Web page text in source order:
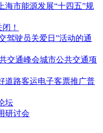
海市能源发展“十四五”规
！
驾驶员关爱日”活动的通
交通峰会城市公共交通项
道路客运电子客票推广普
坛
研讨会